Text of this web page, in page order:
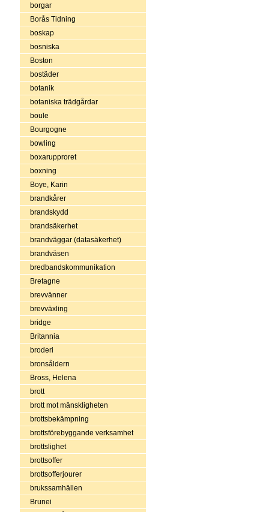
borgar
Borås Tidning
boskap
bosniska
Boston
bostäder
botanik
botaniska trädgårdar
boule
Bourgogne
bowling
boxarupproret
boxning
Boye, Karin
brandkårer
brandskydd
brandsäkerhet
brandväggar (datasäkerhet)
brandväsen
bredbandskommunikation
Bretagne
brevvänner
brevväxling
bridge
Britannia
broderi
bronsåldern
Bross, Helena
brott
brott mot mänskligheten
brottsbekämpning
brottsförebyggande verksamhet
brottslighet
brottsoffer
brottsofferjourer
brukssamhällen
Brunei